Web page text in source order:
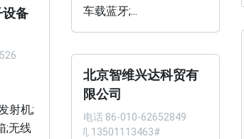
车载蓝牙;...
设备
射机;
;无线
北京智维兴达科贸有
限公司
电话 86-010-62652849
手机 13501113463#